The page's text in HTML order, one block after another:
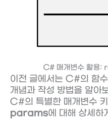
C# 매개변수 활
이전 글에서는 C#의 함
개념과 작성 방법을 알아
C#의 특별한 매개변수
params에 대해 상세하